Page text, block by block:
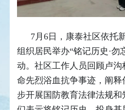
7月6日，康泰社区依托
组织居民举办“铭记历史·勿
动。社区工作人员回顾卢
命先烈浴血抗争事迹，阐释
步开展国防教育法律法规